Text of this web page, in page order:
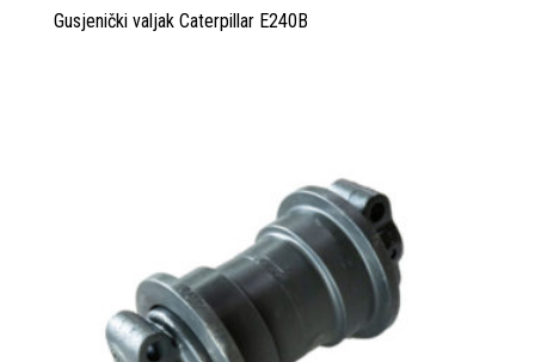
Gusjenički valjak Caterpillar E240B